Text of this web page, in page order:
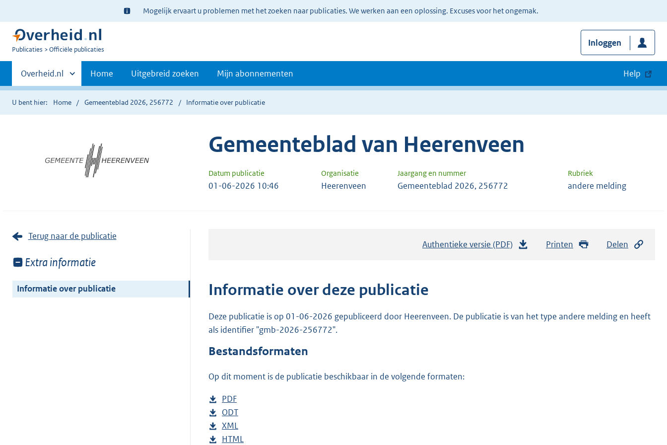
Ter
informatie:
Mogelijk ervaart u problemen met het zoeken naar publicaties. We werken aan een oplossing. Excuses voor het ongemak.
U
Publicaties Officiële publicaties
Inloggen
Primaire
navigatie
Andere
sites
binnen
Overheid.nl Home Uitgebreid zoeken Mijn abonnementen Help
U bent hier: Home Gemeenteblad 2026, 256772 Informatie over publicatie
Gemeenteblad van Heerenveen
Datum publicatie Organisatie Jaargang en nummer Rubriek
01-06-2026 10:46 Heerenveen Gemeenteblad 2026, 256772 andere melding
Terug naar de publicatie
Toon
van:
Extra informatie
Informatie over publicatie
Authentieke versie (PDF) Printen Delen
Informatie over deze publicatie
Deze publicatie is op 01-06-2026 gepubliceerd door Heerenveen. De publicatie is van het type andere melding en heeft
als identifier "gmb-2026-256772".
Bestandsformaten
Op dit moment is de publicatie beschikbaar in de volgende formaten:
D
o
w
n
PDF
e
s
t
D
o
w
ODT
s
D
o
XML
e
D
HTML